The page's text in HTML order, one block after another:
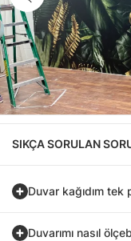
SIKÇA SORULAN
Duvar kağıdım tek
Duvarımı nasıl